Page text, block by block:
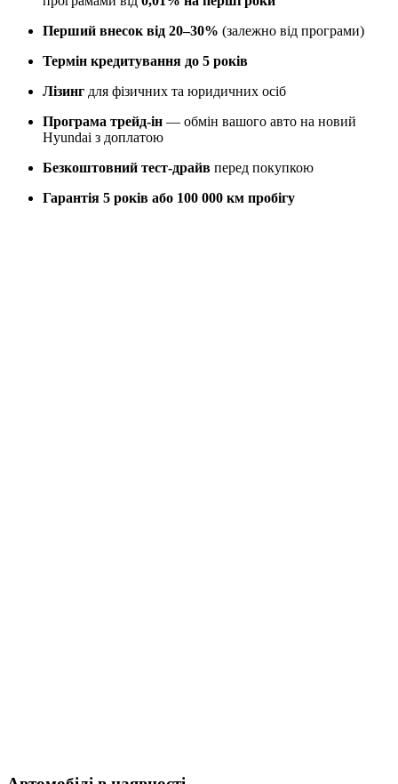
Перший внесок від 20–30% (залежно від програми)
Термін кредитування до 5 років
Лізинг для фізичних та юридичних осіб
Програма трейд-ін — обмін вашого авто на новий
Hyundai з доплатою
Безкоштовний тест-драйв перед покупкою
Гарантія 5 років або 100 000 км пробігу